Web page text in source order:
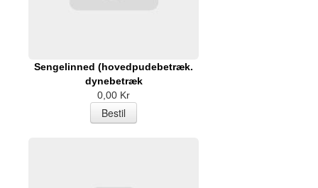
Sengelinned (hovedpudebetræk.
dynebetræk
0,00 Kr